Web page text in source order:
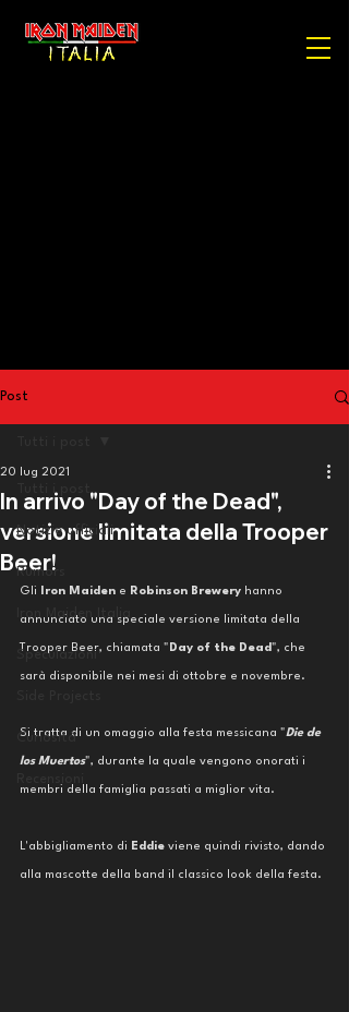
Post
Tutti i post
Notizie ufficiali
Rumors
Iron Maiden Italia
Speculazioni
Curiosità
In arrivo "Day of the Dead",
versione limitata della Trooper
Beer!
20 lug 2021
Gli Iron Maiden e Robinson Brewery hanno
annunciato una speciale versione limitata della
Trooper Beer, chiamata " Day of the Dead", che
sarà disponibile nei mesi di ottobre e novembre.
Si tratta di un omaggio alla festa messicana "Die de
los Muertos", durante la quale vengono onorati i
membri della famiglia passati a miglior vita.
L'abbigliamento di Eddie viene quindi rivisto, dando
alla mascotte della band il classico look della festa.